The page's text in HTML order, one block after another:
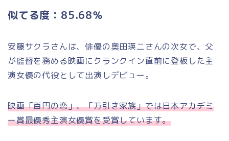
似てる度：85.68％
安藤サクラさんは、俳優の奥田瑛二さんの次女で、父
が監督を務める映画にクランクイン直前に登板した主
演女優の代役として出演しデビュー。
映画「百円の恋」、「万引き家族」では日本アカデミ
ー賞最優秀主演女優賞を受賞しています。